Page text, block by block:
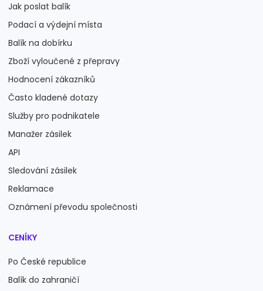
Jak poslat balík
Podací a výdejní místa
Balík na dobírku
Zboží vyloučené z přepravy
Hodnocení zákazníků
Často kladené dotazy
Služby pro podnikatele
Manažer zásilek
API
Sledování zásilek
Reklamace
Oznámení převodu společnosti
CENÍKY
Po České republice
Balík do zahraničí